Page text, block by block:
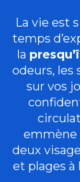
La vie est
temps
la
odeurs, les
sur vos
emmène
deux
et plages à